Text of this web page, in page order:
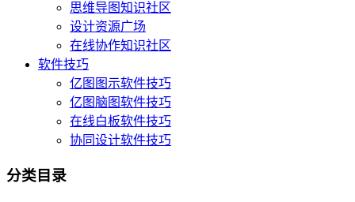
思维导图知识社区
设计资源广场
在线协作知识社区
软件技巧
亿图图示软件技巧
亿图脑图软件技巧
在线白板软件技巧
协同设计软件技巧
分类目录